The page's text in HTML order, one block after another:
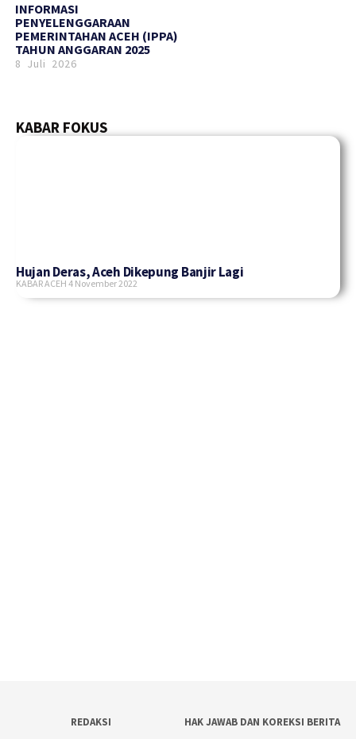
INFORMASI
PENYELENGGARAAN
PEMERINTAHAN ACEH (IPPA)
TAHUN ANGGARAN 2025
8 Juli 2026
KABAR FOKUS
Hujan Deras, Aceh Dikepung Banjir Lagi
KABAR ACEH 4 November 2022
REDAKSI
HAK JAWAB DAN KOREKSI BERITA